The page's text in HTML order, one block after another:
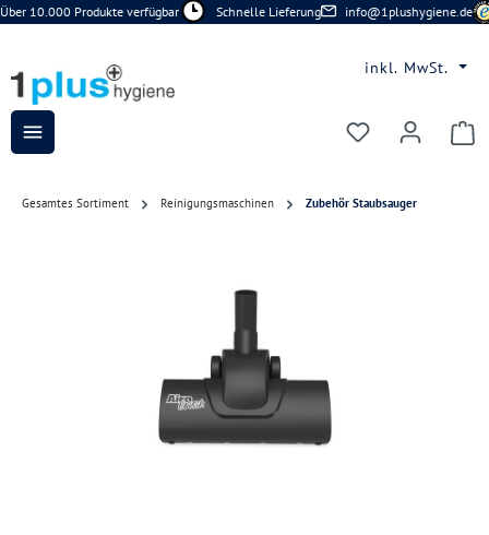
Zum Hauptinhalt springen
10.000 Produkte verfügbar Schnelle Lieferung info@1plushygiene.de
inkl. MwSt.
Du hast 0
Gesamtes Sortiment Reinigungsmaschinen Zubehör Staubsauger